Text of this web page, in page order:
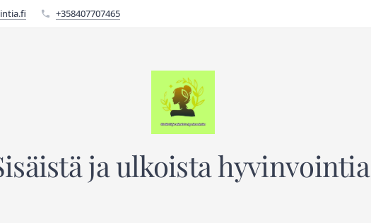
+358407707465
ja ulkoista hyvinvointia